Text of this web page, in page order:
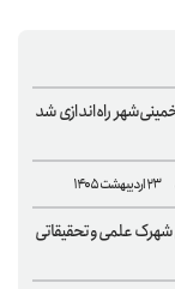
راه‌اندازی شد
علمی و تحقیقاتی